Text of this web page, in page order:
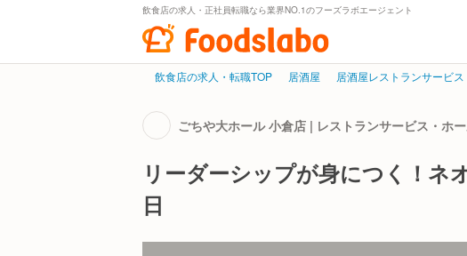
飲食店の求人・正社員転職なら業界NO.1のフーズラボエージェント
飲食店の求人・転職TOP 居酒屋 居酒屋レストランサービ
ごちや大ホール 小倉店 | レストランサービス・ホ
リーダーシップが身につく！ネ
日